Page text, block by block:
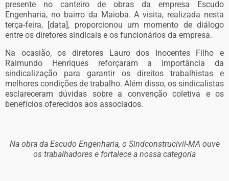
presente no canteiro de obras da empresa Escudo
Engenharia, no bairro da Maioba. A visita, realizada nesta
terça-feira, [data], proporcionou um momento de diálogo
entre os diretores sindicais e os funcionários da empresa.
Na ocasião, os diretores Lauro dos Inocentes Filho e
Raimundo Henriques reforçaram a importância da
sindicalização para garantir os direitos trabalhistas e
melhores condições de trabalho. Além disso, os sindicalistas
esclareceram dúvidas sobre a convenção coletiva e os
benefícios oferecidos aos associados.
Na obra da Escudo Engenharia, o Sindconstrucivil-MA ouve
os trabalhadores e fortalece a nossa categoria